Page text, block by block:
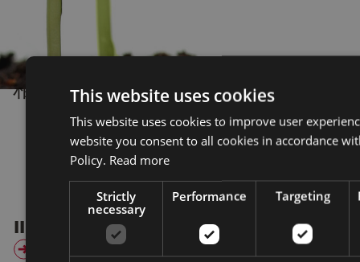
相关设备
III 型浸出器 IV 型浸出器 V 型浸出器 闪蒸干
This website uses cookies
This website uses cookies to improve user
website you consent to all cookies in accordance
Policy. Read more
Strictly
necessary
Performance Targeting